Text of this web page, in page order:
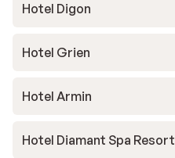
Hotel Digon
Hotel Grien
Hotel Armin
Hotel Diamant Spa Resort